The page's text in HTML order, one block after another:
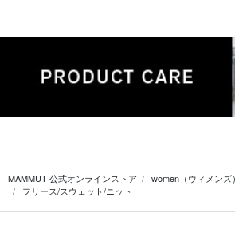
MAMMUT 公式オンラインストア women（ウィメンズ）
フリース/スウェット/ニット